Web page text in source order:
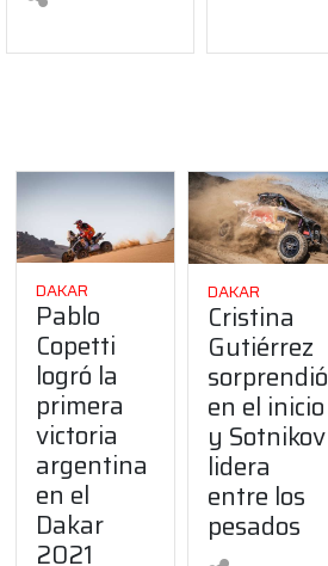
DAKAR
Pablo
Copetti
logró la
primera
victoria
argentina
en el
Dakar
2021
DAKAR
Cristina
Gutiérrez
sorprendió
en el inicio
y Sotnikov
lidera
entre los
pesados